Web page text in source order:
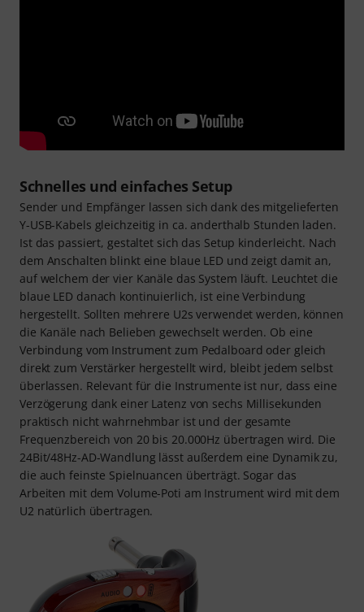
Schnelles und einfaches Setup
Sender und Empfänger lassen sich dank des mitgelieferten
Y-USB-Kabels gleichzeitig in ca. anderthalb Stunden laden.
Ist das passiert, gestaltet sich das Setup kinderleicht. Nach
dem Anschalten blinkt eine blaue LED und zeigt damit an,
auf welchem der vier Kanäle das System läuft. Leuchtet die
blaue LED danach kontinuierlich, ist eine Verbindung
hergestellt. Sollten mehrere U2s verwendet werden, können
die Kanäle nach Belieben gewechselt werden. Ob eine
Verbindung vom Instrument zum Pedalboard oder gleich
direkt zum Verstärker hergestellt wird, bleibt jedem selbst
überlassen. Relevant für die Instrumente ist nur, dass eine
Verzögerung dank einer Latenz von sechs Millisekunden
praktisch nicht wahrnehmbar ist und der gesamte
Frequenzbereich von 20 bis 20.000Hz übertragen wird. Die
24Bit/48Hz-AD-Wandlung lässt außerdem eine Dynamik zu,
die auch feinste Spielnuancen überträgt. Sogar das
Arbeiten mit dem Volume-Poti am Instrument wird mit dem
U2 natürlich übertragen.